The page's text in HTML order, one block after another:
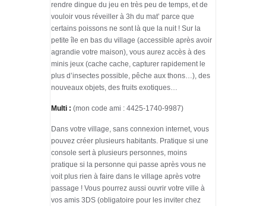
rendre dingue du jeu en très peu de temps, et de
vouloir vous réveiller à 3h du mat’ parce que
certains poissons ne sont là que la nuit ! Sur la
petite île en bas du village (accessible après avoir
agrandie votre maison), vous aurez accès à des
minis jeux (cache cache, capturer rapidement le
plus d’insectes possible, pêche aux thons…), des
nouveaux objets, des fruits exotiques…
Multi :(mon code ami : 4425-1740-9987)
Dans votre village, sans connexion internet, vous
pouvez créer plusieurs habitants. Pratique si une
console sert à plusieurs personnes, moins
pratique si la personne qui passe après vous ne
voit plus rien à faire dans le village après votre
passage ! Vous pourrez aussi ouvrir votre ville à
vos amis 3DS (obligatoire pour les inviter chez